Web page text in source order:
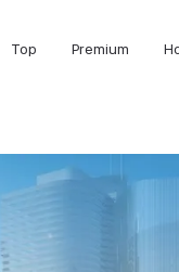
Top Premium